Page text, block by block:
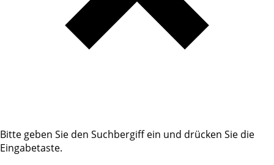
Bitte geben Sie den Suchbergiff ein und drücken Sie die
Eingabetaste.